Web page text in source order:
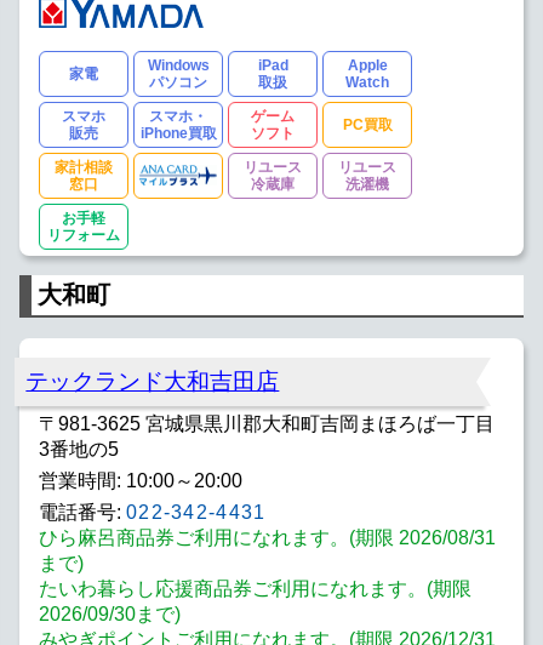
家電
Windows
パソコン
iPad
取扱
Apple
Watch
スマホ
販売
スマホ・
iPhone買取
ゲーム
ソフト
PC買取
家計相談
窓口
リユース
冷蔵庫
リユース
洗濯機
お手軽
リフォーム
大和町
テックランド大和吉田店
〒981-3625 宮城県黒川郡大和町吉岡まほろば一丁目
3番地の5
営業時間: 10:00～20:00
電話番号: 022-342-4431
ひら麻呂商品券ご利用になれます。(期限 2026/08/31
まで)
たいわ暮らし応援商品券ご利用になれます。(期限
2026/09/30まで)
みやぎポイントご利用になれます。(期限 2026/12/31